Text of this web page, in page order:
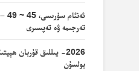
تەرجىمە ۋە تەپسىرى
2026- يىللىق قۇربان
بولسۇن